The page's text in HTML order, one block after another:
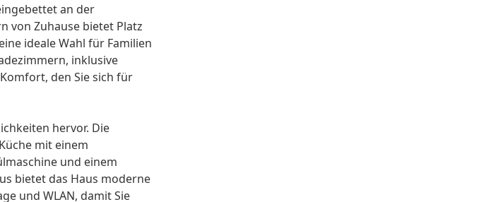
an der
von Zuhause bietet Platz
ideale Wahl für Familien
inklusive
den Sie sich für
hervor. Die
mit einem
und einem
bietet das Haus moderne
und WLAN, damit Sie